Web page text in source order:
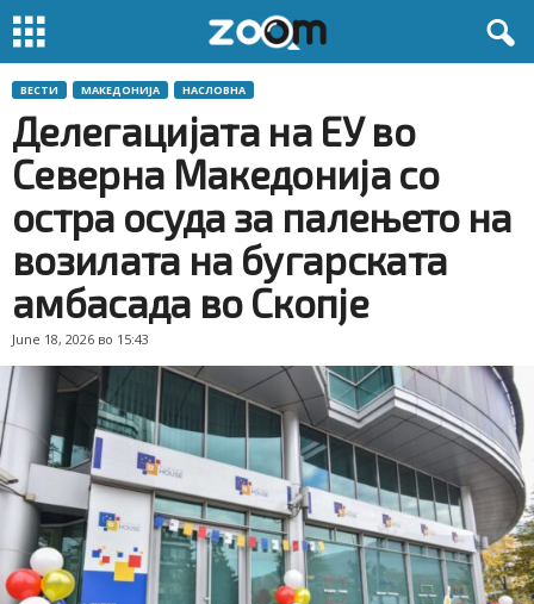
ВЕСТИ МАКЕДОНИЈА НАСЛОВНА
Делегацијата на ЕУ во
Северна Македонија со
остра осуда за палењето на
возилата на бугарската
амбасада во Скопје
June 18, 2026 во 15:43